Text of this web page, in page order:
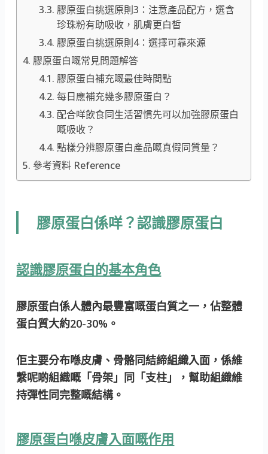
膠原蛋白挑選原則3：注意產品配方，選含
珍珠粉有助吸收，肌膚更白皙
膠原蛋白挑選原則4：選擇可靠來源
膠原蛋白嘅常見問題解答
膠原蛋白補充嘅最佳時間點
每日應補充幾多膠原蛋白？
配合咩飲食同生活習慣先可以加強膠原蛋白
嘅吸收？
點樣分辨膠原蛋白產品嘅真假同質量？
參考資料 Reference
膠原蛋白係咩？認識膠原蛋白
認識膠原蛋白的基本角色
膠原蛋白係人體內最豐富嘅蛋白質之一，佔整體
蛋白質大約20-30%。
佢主要分布喺皮膚、骨骼同結締組織入面，係維
繫呢啲組織嘅「骨架」同「支柱」，幫助組織維
持彈性同完整嘅結構。
膠原蛋白喺皮膚入面嘅作用